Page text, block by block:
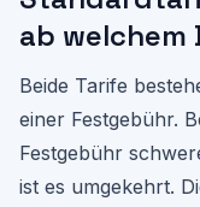
ab welchem
Beide Tarife
einer Festgebühr.
Festgebühr
ist es umgekehrt.